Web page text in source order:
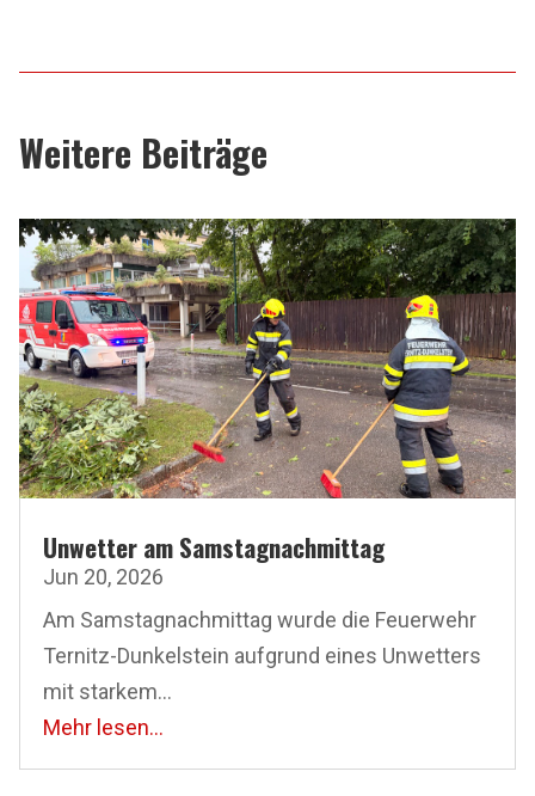
Weitere Beiträge
Unwetter am Samstagnachmittag
Jun 20, 2026
Am Samstagnachmittag wurde die Feuerwehr
Ternitz-Dunkelstein aufgrund eines Unwetters
mit starkem...
Mehr lesen...